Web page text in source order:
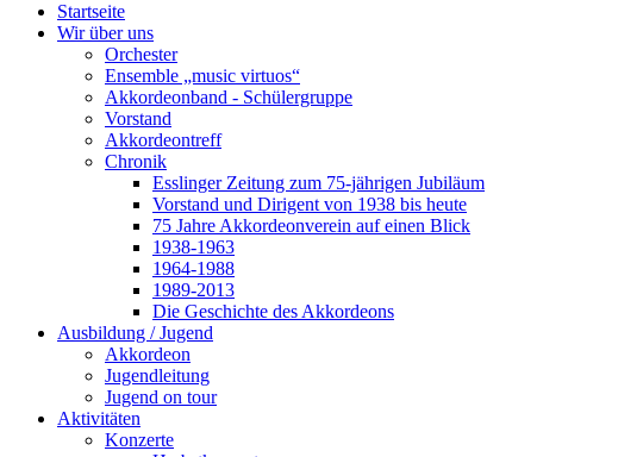
Startseite
Wir über uns
Orchester
Ensemble „music virtuos“
Akkordeonband - Schülergruppe
Vorstand
Akkordeontreff
Chronik
Esslinger Zeitung zum 75-jährigen Jubiläum
Vorstand und Dirigent von 1938 bis heute
75 Jahre Akkordeonverein auf einen Blick
1938-1963
1964-1988
1989-2013
Die Geschichte des Akkordeons
Ausbildung / Jugend
Akkordeon
Jugendleitung
Jugend on tour
Aktivitäten
Konzerte